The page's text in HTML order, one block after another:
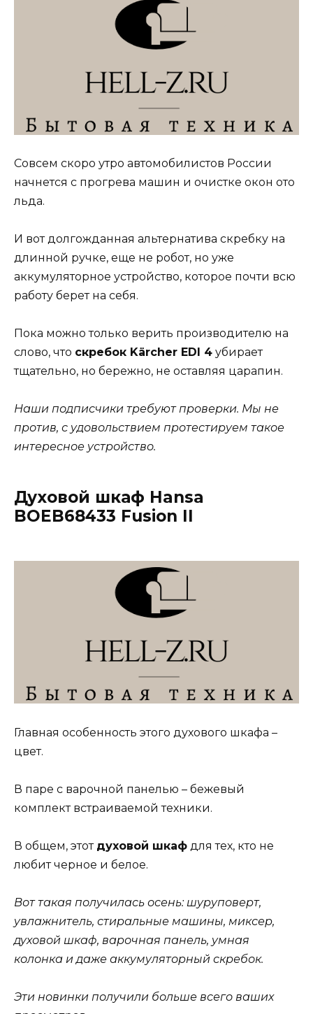
Совсем скоро утро автомобилистов России
начнется с прогрева машин и очистке окон ото
льда.
И вот долгожданная альтернатива скребку на
длинной ручке, еще не робот, но уже
аккумуляторное устройство, которое почти всю
работу берет на себя.
Пока можно только верить производителю на
слово, что скребок Kärcher EDI 4 убирает
тщательно, но бережно, не оставляя царапин.
Наши подписчики требуют проверки. Мы не
против, с удовольствием протестируем такое
интересное устройство.
Духовой шкаф Hansa
BOEB68433 Fusion II
Главная особенность этого духового шкафа –
цвет.
В паре с варочной панелью – бежевый
комплект встраиваемой техники.
В общем, этот духовой шкаф для тех, кто не
любит черное и белое.
Вот такая получилась осень: шуруповерт,
увлажнитель, стиральные машины, миксер,
духовой шкаф, варочная панель, умная
колонка и даже аккумуляторный скребок.
Эти новинки получили больше всего ваших